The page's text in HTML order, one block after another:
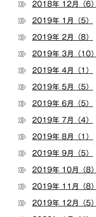
2018年 12月（6）
2019年 1月（5）
2019年 2月（8）
2019年 3月（10）
2019年 4月（1）
2019年 5月（5）
2019年 6月（5）
2019年 7月（4）
2019年 8月（1）
2019年 9月（5）
2019年 10月（8）
2019年 11月（8）
2019年 12月（5）